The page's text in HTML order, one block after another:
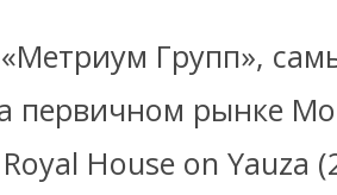
Групп»,
первичном рынке
House on Yauza